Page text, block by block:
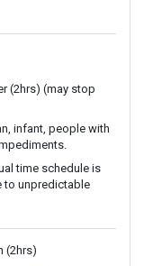
(2hrs) (may stop
infant, people with
time schedule is
to unpredictable
(2hrs)